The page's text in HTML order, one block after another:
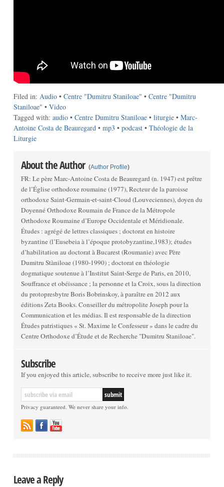
Filed in: Audio• Centre "Dumitru Staniloae" • Centre "Dumitru
Staniloae" • Video
Tagged with: audio• Centre Dumitru Staniloae• liturgie• Marc-
Antoine Costa de Beauregard• mp3 • podcast• Théologie de la
Liturgie
About the Author (Author Profile)
FR: Le père Marc-Antoine Costa de Beauregard (n. 1947) est prêtre
de l’Église orthodoxe roumaine (1977), Recteur de la paroisse
orthodoxe Saint-Germain-et-saint-Cloud (Louveciennes), doyen du
Doyenné Orthodoxe Roumain de France de la Métropole
Orthodoxe Roumaine d’Europe Occidentale et Méridionale.
Études : agrégé de lettres classiques ; doctorat en histoire
byzantine (l’Eusebeia à l’époque protobyzantine,1983); études
d’habilitation au doctorat à Bucarest (Roumanie) avec Père
Dumitru Stàniloae (1980-1990) ; doctorat en théologie
dogmatique soutenue à l’Institut Saint-Serge de Paris, en 2010,
Souffrance et obéissance ; la personne et la Croix, sous la direction
du protopresbytre Boris Bobrinskoy, à paraître en 2012 aux
éditions Zeta Books. Conseiller du métropolite Joseph pour la
Communication et les médias. Il est responsable de la direction
Études patristiques « St. Maxime le Confesseur » dans le cadre du
Centre Orthodoxe d’Étude et de Recherche "Dumitru Staniloae".
Subscribe
If you enjoyed this article, subscribe to receive more just like it.
Privacy guaranteed. We never share your info.
Leave a Reply